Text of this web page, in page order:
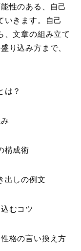
性のある、自己
いきます。自己
、文章の組み立て
り込み方まで、
は？
構成術
出しの例文
むコツ
格の言い換え方